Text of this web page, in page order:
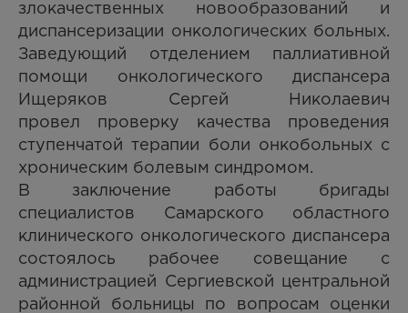
злокачественных новообразований и
диспансеризации онкологических больных.
Заведующий отделением паллиативной
помощи онкологического диспансера
Ищеряков Сергей Николаевич
провел проверку качества проведения
ступенчатой терапии боли онкобольных с
хроническим болевым синдромом.
В заключение работы бригады
специалистов Самарского областного
клинического онкологического диспансера
состоялось рабочее совещание с
администрацией Сергиевской центральной
районной больницы по вопросам оценки